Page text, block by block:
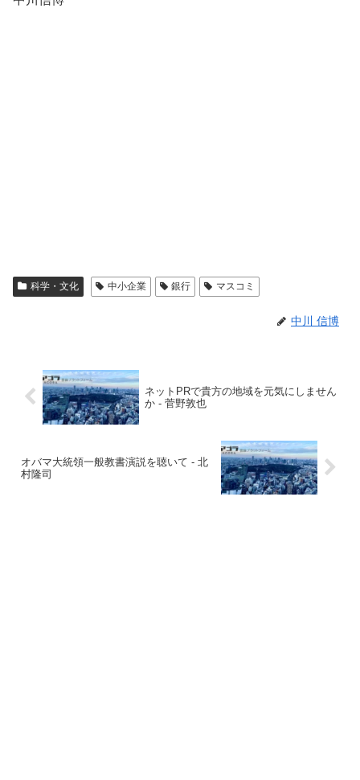
科学・文化 中小企業 銀行 マスコミ
中川 信博
ネットPRで貴方の地域を元気にしません
か - 菅野敦也
オバマ大統領一般教書演説を聴いて - 北
村隆司